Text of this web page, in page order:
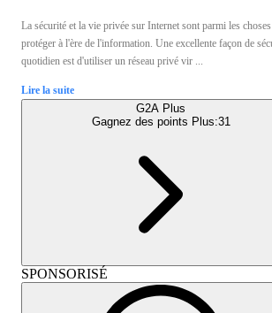
La sécurité et la vie privée sur Internet sont parmi les
protéger à l'ère de l'information. Une excellente façon de
quotidien est d'utiliser un réseau privé vir ...
Lire la suite
G2A Plus
Gagnez des points Plus:31
SPONSORISÉ